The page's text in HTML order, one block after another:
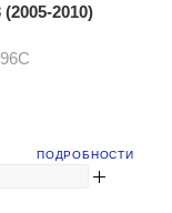
2010)
ПОДРОБНОСТИ